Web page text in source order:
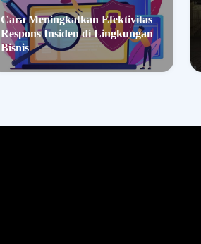
Cara Meningkatkan Efektivitas
Respons Insiden di Lingkungan
Bisnis